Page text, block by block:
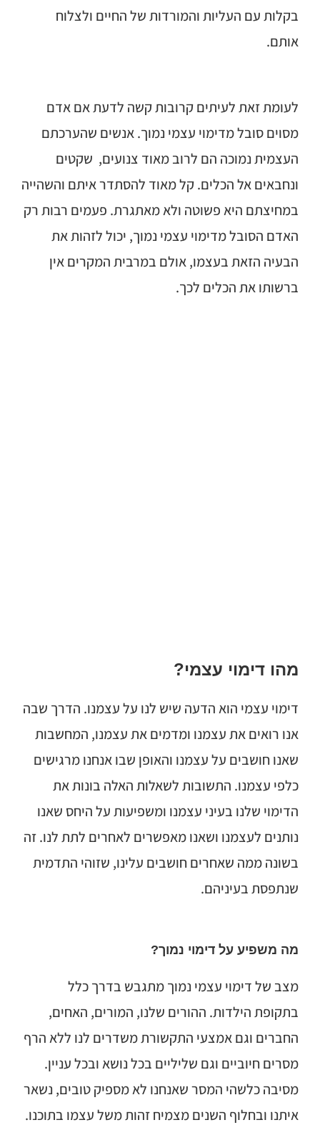
בקלות עם העליות והמורדות של החיים ולצלוח
אותם.
לעומת זאת לעיתים קרובות קשה לדעת אם אדם
מסוים סובל מדימוי עצמי נמוך. אנשים שהערכתם
העצמית נמוכה הם לרוב מאוד צנועים, שקטים
ונחבאים אל הכלים. קל מאוד להסתדר איתם והשהייה
במחיצתם היא פשוטה ולא מאתגרת. פעמים רבות רק
האדם הסובל מדימוי עצמי נמוך, יכול לזהות את
הבעיה הזאת בעצמו, אולם במרבית המקרים אין
ברשותו את הכלים לכך.
מהו דימוי עצמי?
דימוי עצמי הוא הדעה שיש לנו על עצמנו. הדרך שבה
אנו רואים את עצמנו ומדמים את עצמנו, המחשבות
שאנו חושבים על עצמנו והאופן שבו אנחנו מרגישים
כלפי עצמנו. התשובות לשאלות האלה בונות את
הדימוי שלנו בעיני עצמנו ומשפיעות על היחס שאנו
נותנים לעצמנו ושאנו מאפשרים לאחרים לתת לנו. זה
בשונה ממה שאחרים חושבים עלינו, שזוהי התדמית
שנתפסת בעיניהם.
מה משפיע על דימוי נמוך?
מצב של דימוי עצמי נמוך מתגבש בדרך כלל
בתקופת הילדות. ההורים שלנו, המורים, האחים,
החברים וגם אמצעי התקשורת משדרים לנו ללא הרף
מסרים חיוביים וגם שליליים בכל נושא ובכל עניין.
מסיבה כלשהי המסר שאנחנו לא מספיק טובים, נשאר
איתנו ובחלוף השנים מצמיח זהות משל עצמו בתוכנו.